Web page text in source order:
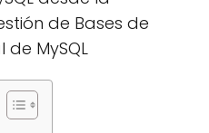
de Bases de
MySQL